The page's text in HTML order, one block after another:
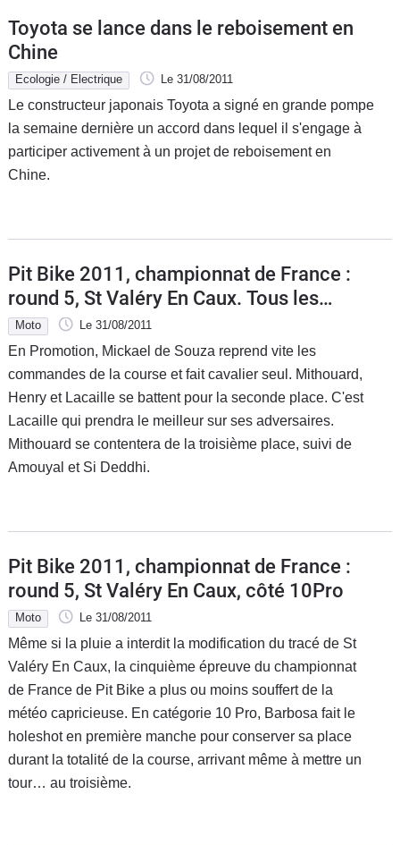
Toyota se lance dans le reboisement en
Chine
Ecologie / Electrique Le 31/08/2011
Le constructeur japonais Toyota a signé en grande pompe
la semaine dernière un accord dans lequel il s'engage à
participer activement à un projet de reboisement en
Chine.
Pit Bike 2011, championnat de France :
round 5, St Valéry En Caux. Tous les
autres
Moto Le 31/08/2011
En Promotion, Mickael de Souza reprend vite les
commandes de la course et fait cavalier seul. Mithouard,
Henry et Lacaille se battent pour la seconde place. C'est
Lacaille qui prendra le meilleur sur ses adversaires.
Mithouard se contentera de la troisième place, suivi de
Amouyal et Si Deddhi.
Pit Bike 2011, championnat de France :
round 5, St Valéry En Caux, côté 10Pro
Moto Le 31/08/2011
Même si la pluie a interdit la modification du tracé de St
Valéry En Caux, la cinquième épreuve du championnat
de France de Pit Bike a plus ou moins souffert de la
météo capricieuse. En catégorie 10 Pro, Barbosa fait le
holeshot en première manche pour conserver sa place
durant la totalité de la course, arrivant même à mettre un
tour… au troisième.